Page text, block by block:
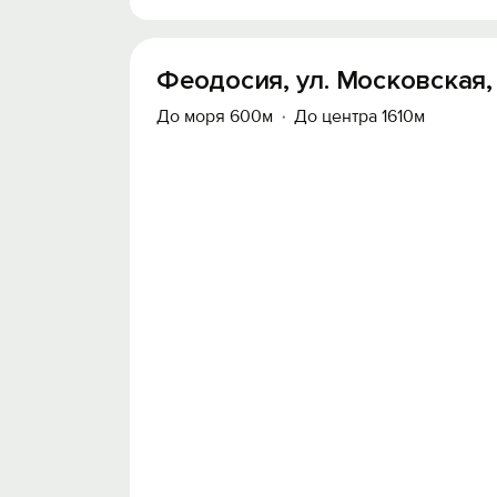
Феодосия, ул. Московская,
До моря 600м До центра 1610м